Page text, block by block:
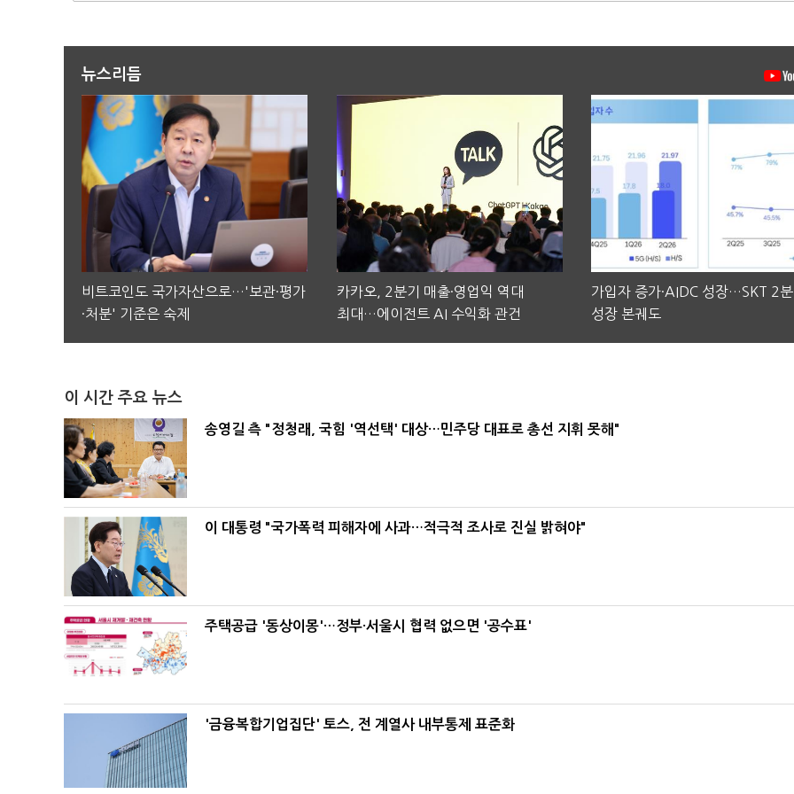
뉴스리듬
비트코인도 국가자산으로…'보관·평가
·처분' 기준은 숙제
카카오, 2분기 매출·영업익 역대
최대…에이전트 AI 수익화 관건
가입자 증가·AIDC 성장…SKT 2
성장 본궤도
이 시간 주요 뉴스
송영길 측 "정청래, 국힘 '역선택' 대상…민주당 대표로 총선 지휘 못해"
이 대통령 "국가폭력 피해자에 사과…적극적 조사로 진실 밝혀야"
주택공급 '동상이몽'…정부·서울시 협력 없으면 '공수표'
'금융복합기업집단' 토스, 전 계열사 내부통제 표준화